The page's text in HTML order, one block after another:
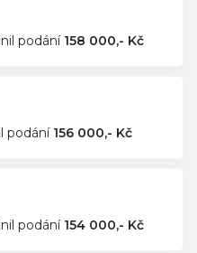
podání 158 000,- Kč
podání 156 000,- Kč
podání 154 000,- Kč